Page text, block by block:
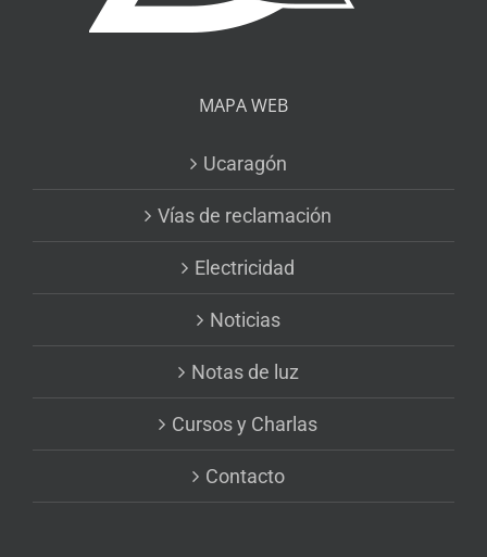
MAPA WEB
Ucaragón
Vías de reclamación
Electricidad
Noticias
Notas de luz
Cursos y Charlas
Contacto